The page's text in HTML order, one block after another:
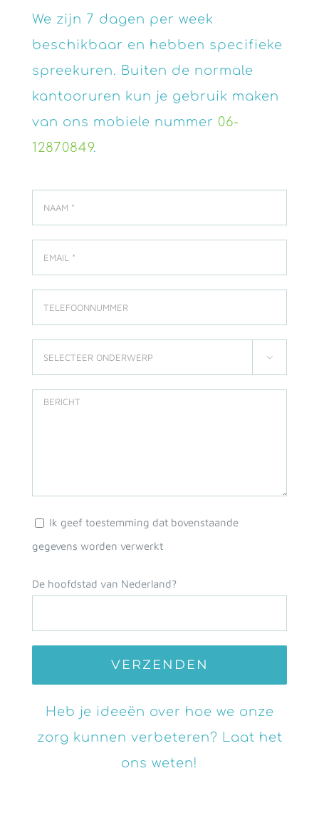
We zijn 7 dagen per week
beschikbaar en hebben specifieke
spreekuren. Buiten de normale
kantooruren kun je gebruik maken
van ons mobiele nummer 06-
12870849.

Ik geef toestemming dat bovenstaande
gegevens worden verwerkt
De hoofdstad van Nederland?
Heb je ideeën over hoe we onze
zorg kunnen verbeteren? Laat het
ons weten!